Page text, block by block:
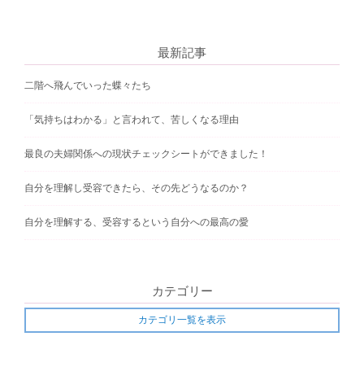
n
i
g
a
最新記事
二階へ飛んでいった蝶々たち
「気持ちはわかる」と言われて、苦しくなる理由
最良の夫婦関係への現状チェックシートができました！
自分を理解し受容できたら、その先どうなるのか？
自分を理解する、受容するという自分への最高の愛
カテゴリー
カテゴリ一覧を表示